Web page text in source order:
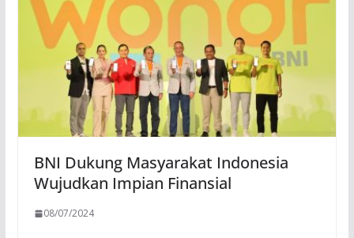
BNI Dukung Masyarakat Indonesia
Wujudkan Impian Finansial
08/07/2024